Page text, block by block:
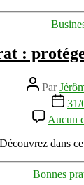
:
Auteur
de
l’article
Par
Date
l’article
31/
Aucun
dans
Bonnes